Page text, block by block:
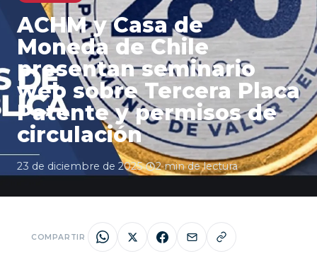
ACHM y Casa de
Moneda de Chile
presentan seminario
web sobre Tercera Placa
Patente y permisos de
circulación
23 de diciembre de 2025· 2 min de lectura
COMPARTIR